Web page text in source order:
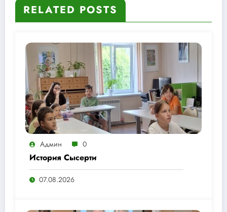
RELATED POSTS
Админ 0
История Сысерти
07.08.2026